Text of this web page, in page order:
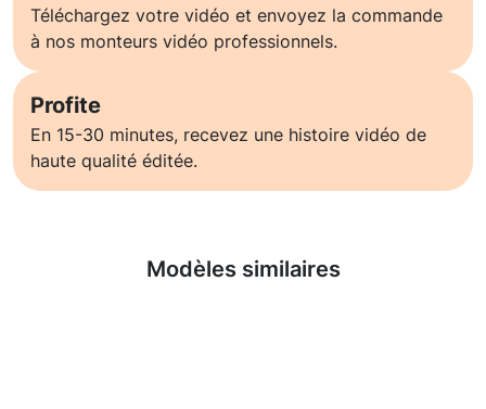
Téléchargez votre vidéo et envoyez la commande
à nos monteurs vidéo professionnels.
Profite
En 15-30 minutes, recevez une histoire vidéo de
haute qualité éditée.
Modèles similaires
En savoir plus